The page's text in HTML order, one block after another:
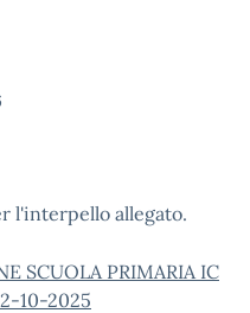
l'interpello allegato.
SCUOLA PRIMARIA IC
10-2025